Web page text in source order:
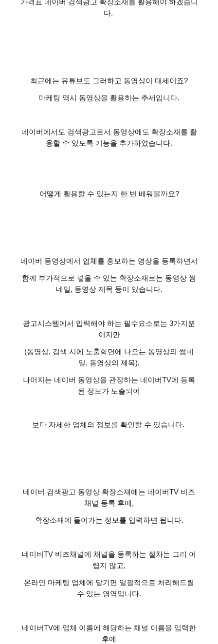
가격표 네이버 검색광고 확장소재를 활용해야 하겠습니
다.
최근에는 유튜브도 그러하고 동영상이 대세이죠?
마케팅 역시 동영상을 활용하는 추세입니다.
네이버에서도 검색광고로서 동영상에도 확장소재를 활
용할 수 있도록 기능을 추가하였습니다.
어떻게 활용할 수 있는지 한 번 배워볼까요?
네이버 동영상에서 업체를 홍보하는 영상을 등록하면서
함께 부가적으로 넣을 수 있는 확장소재로는 동영상 썸
네일, 동영상 제목 등이 있습니다.
광고시스템에서 입력해야 하는 필수요소로는 3가지뿐
이지만
(동영상, 검색 시에 노출화면에 나오는 동영상의 썸네
일, 동영상의 제목),
나머지는 네이버 동영상을 관장하는 네이버TV에 등록
된 정보가 노출되어
보다 자세한 업체의 정보를 확인할 수 있습니다.
네이버 검색광고 동영상 확장소재에는 네이버TV 비즈
채널 등록 후에 ,
확장소재에 들어가는 정보를 입력하면 됩니다.
네이버TV 비즈채널에 채널을 등록하는 절차는 그리 어
렵지 않고,
온라인 마케팅 업체에 맡기면 일괄적으로 처리해드릴
수 있는 영역입니다.
네이버TV에 업체 이름에 해당하는 채널 이름을 입력한
후에